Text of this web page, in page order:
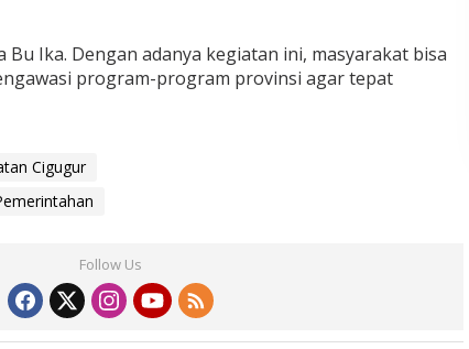
Bu Ika. Dengan adanya kegiatan ini, masyarakat bisa
program-program provinsi agar tepat
Cigugur
Follow Us
LPPL Kuningan Kian Melekat di
Hati Masyarakat, Dewas Dorong